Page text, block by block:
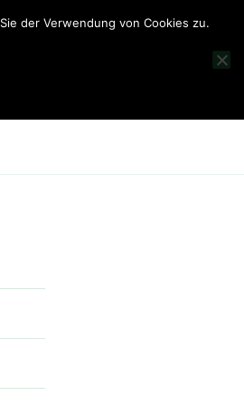
der Verwendung von Cookies zu.